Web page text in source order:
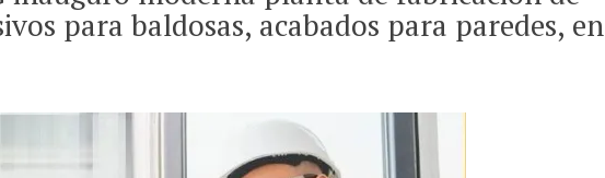
para baldosas, acabados para paredes, en